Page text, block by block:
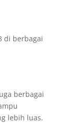
di berbagai
berbagai
lebih luas.